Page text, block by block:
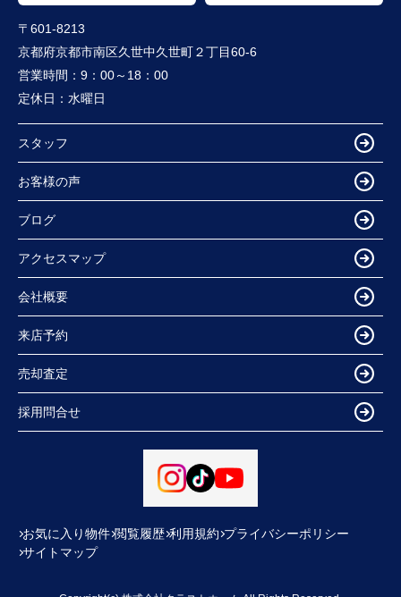
〒601-8213
京都府京都市南区久世中久世町２丁目60-6
営業時間： 9：00～18：00
定休日： 水曜日
スタッフ
お客様の声
ブログ
アクセスマップ
会社概要
来店予約
売却査定
採用問合せ
お気に入り物件 閲覧履歴 利用規約 プライバシーポリシー
サイトマップ